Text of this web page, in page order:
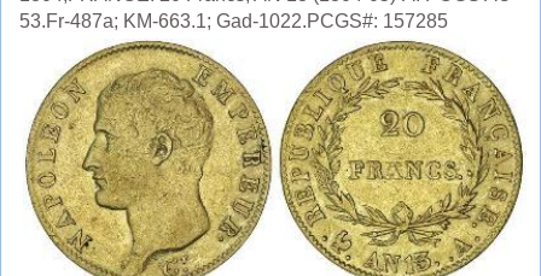
53.Fr-487a; KM-663.1; Gad-1022.PCGS#: 157285